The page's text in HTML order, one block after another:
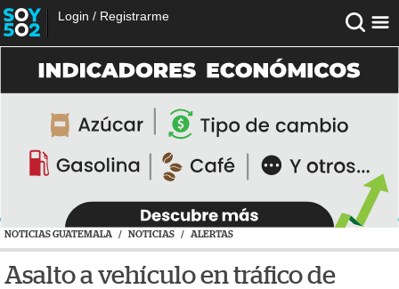
Login / Registrarme
NOTICIAS GUATEMALA / NOTICIAS / ALERTAS
Asalto a vehículo en tráfico de